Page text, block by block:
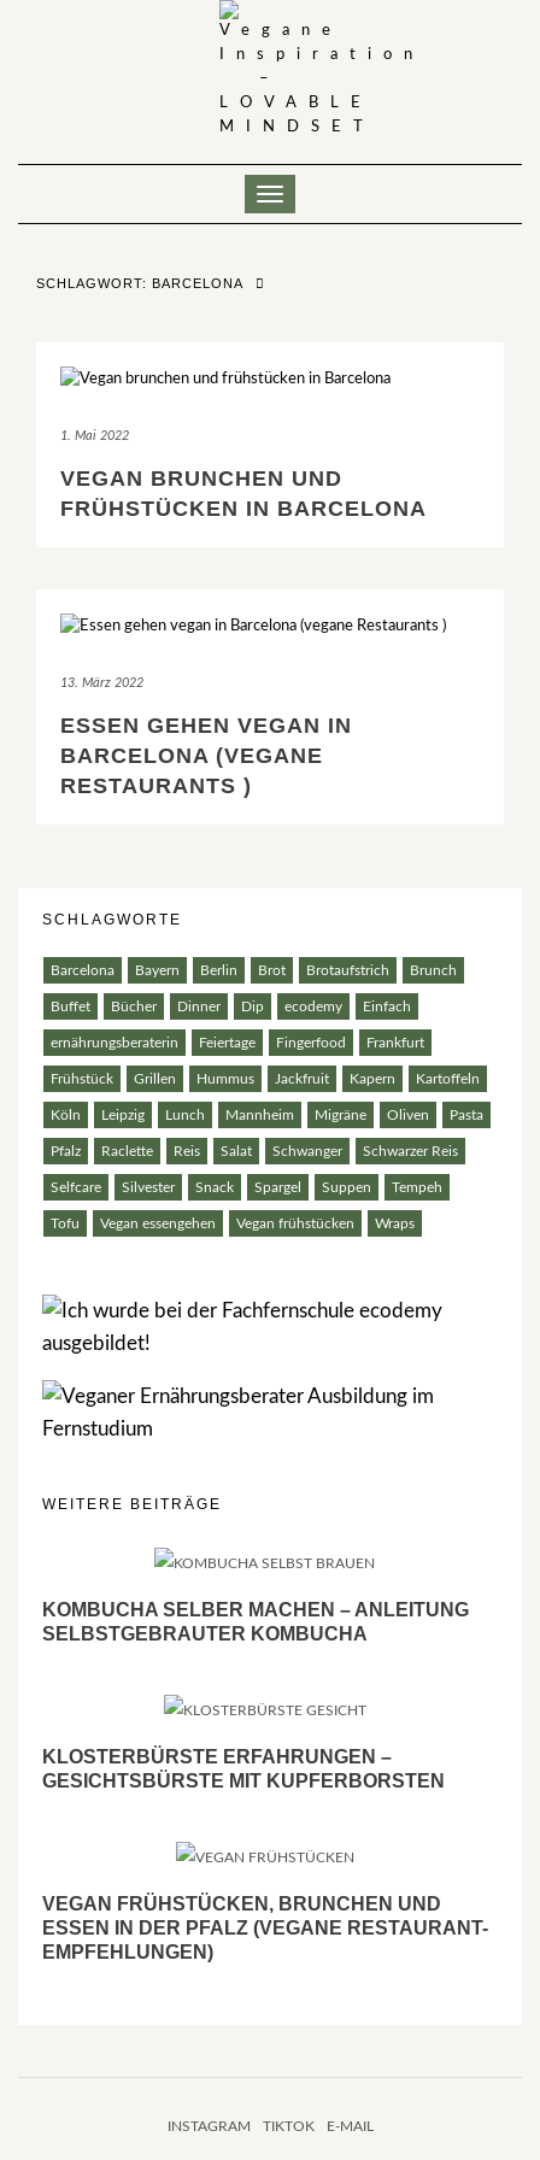
Toggle
Navigation
SCHLAGWORT: BARCELONA
1. Mai 2022
VEGAN BRUNCHEN UND
FRÜHSTÜCKEN IN BARCELONA
13. März 2022
ESSEN GEHEN VEGAN IN
BARCELONA (VEGANE
RESTAURANTS )
SCHLAGWORTE
Barcelona Bayern Berlin Brot Brotaufstrich Brunch
Buffet Bücher Dinner Dip ecodemy Einfach
ernährungsberaterin Feiertage Fingerfood Frankfurt
Frühstück Grillen Hummus Jackfruit Kapern Kartoffeln
Köln Leipzig Lunch Mannheim Migräne Oliven Pasta
Pfalz Raclette Reis Salat Schwanger Schwarzer Reis
Selfcare Silvester Snack Spargel Suppen Tempeh
Tofu Vegan essengehen Vegan frühstücken Wraps
WEITERE BEITRÄGE
KOMBUCHA SELBER MACHEN – ANLEITUNG
SELBSTGEBRAUTER KOMBUCHA
KLOSTERBÜRSTE ERFAHRUNGEN –
GESICHTSBÜRSTE MIT KUPFERBORSTEN
VEGAN FRÜHSTÜCKEN, BRUNCHEN UND
ESSEN IN DER PFALZ (VEGANE RESTAURANT-
EMPFEHLUNGEN)
INSTAGRAM TIKTOK E-MAIL